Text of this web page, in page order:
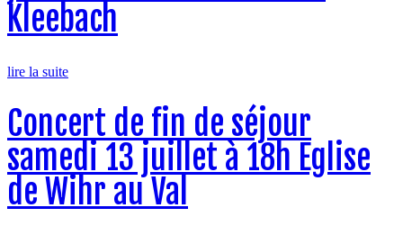
Kleebach
lire la suite
Concert de fin de séjour
samedi 13 juillet à 18h Eglise
de Wihr au Val